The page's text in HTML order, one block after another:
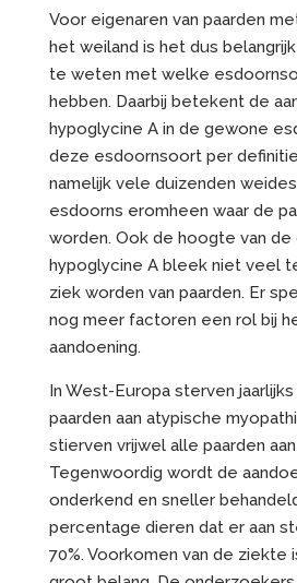
Voor eigenaren van paarden
het weiland is het dus
te weten met welke
hebben. Daarbij betekent de
hypoglycine A in de gewone
deze esdoornsoort per definitie
namelijk vele duizenden
esdoorns eromheen waar de
worden. Ook de hoogte van
hypoglycine A bleek niet veel
ziek worden van paarden. Er
nog meer factoren een rol bij
aandoening.
In West-Europa sterven
paarden aan atypische
stierven vrijwel alle paarden
Tegenwoordig wordt de
onderkend en sneller
percentage dieren dat er aan
70%. Voorkomen van de ziekte